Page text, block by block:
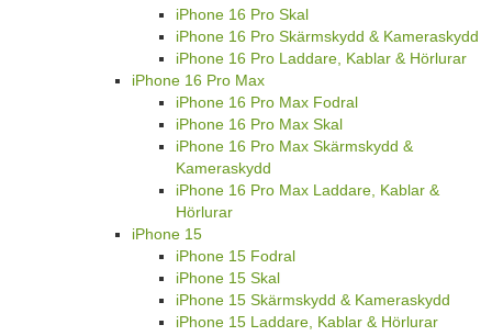
iPhone 16 Pro Skal
iPhone 16 Pro Skärmskydd & Kameraskydd
iPhone 16 Pro Laddare, Kablar & Hörlurar
iPhone 16 Pro Max
iPhone 16 Pro Max Fodral
iPhone 16 Pro Max Skal
iPhone 16 Pro Max Skärmskydd &
Kameraskydd
iPhone 16 Pro Max Laddare, Kablar &
Hörlurar
iPhone 15
iPhone 15 Fodral
iPhone 15 Skal
iPhone 15 Skärmskydd & Kameraskydd
iPhone 15 Laddare, Kablar & Hörlurar